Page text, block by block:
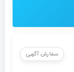
سفارش آگهی